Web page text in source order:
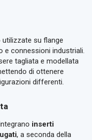
utilizzate su flange
e connessioni industriali.
tagliata e modellata
di ottenere
differenti.
inserti
, a seconda della